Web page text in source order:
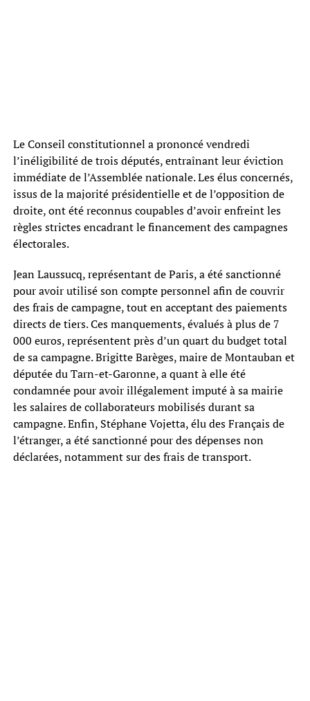
Le Conseil constitutionnel a prononcé vendredi
l’inéligibilité de trois députés, entraînant leur éviction
immédiate de l’Assemblée nationale. Les élus concernés,
issus de la majorité présidentielle et de l’opposition de
droite, ont été reconnus coupables d’avoir enfreint les
règles strictes encadrant le financement des campagnes
électorales.
Jean Laussucq, représentant de Paris, a été sanctionné
pour avoir utilisé son compte personnel afin de couvrir
des frais de campagne, tout en acceptant des paiements
directs de tiers. Ces manquements, évalués à plus de 7
000 euros, représentent près d’un quart du budget total
de sa campagne. Brigitte Barèges, maire de Montauban et
députée du Tarn-et-Garonne, a quant à elle été
condamnée pour avoir illégalement imputé à sa mairie
les salaires de collaborateurs mobilisés durant sa
campagne. Enfin, Stéphane Vojetta, élu des Français de
l’étranger, a été sanctionné pour des dépenses non
déclarées, notamment sur des frais de transport.